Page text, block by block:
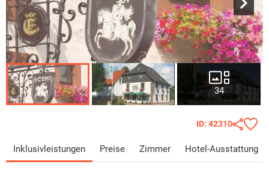
34
ID: 42310
Inklusivleistungen Preise Zimmer Hotel-Ausstattung